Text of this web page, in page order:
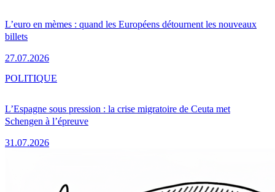
L’euro en mèmes : quand les Européens détournent les nouveaux
billets
27.07.2026
L’Espagne sous pression : la crise migratoire de Ceuta met
Schengen à l’épreuve
31.07.2026
POLITIQUE